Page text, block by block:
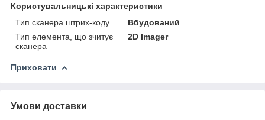
Користувальницькі характеристики
Тип сканера штрих-коду
Вбудований
Тип елемента, що зчитує
сканера
2D Imager
Приховати
Умови доставки